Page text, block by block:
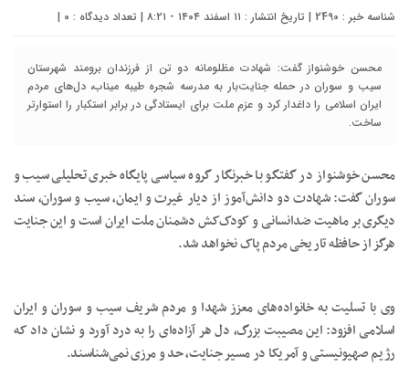
شناسه خبر : 2490 | تاریخ انتشار : ۱۱ اسفند ۱۴۰۴ - ۸:۲۱ | تعداد دیدگاه : ۰ |
محسن خوشنواز گفت: شهادت مظلومانه دو تن از فرزندان برومند شهرستان
سیب و سوران در حمله جنایت‌بار به مدرسه شجره طیبه میناب، دل‌های مردم
ایران اسلامی را داغدار کرد و عزم ملت برای ایستادگی در برابر استکبار را استوارتر
ساخت.
محسن خوشنواز در گفتگو با خبرنگار گروه سیاسی پایگاه خبری تحلیلی سیب و
سوران گفت: شهادت دو دانش‌آموز از دیار غیرت و ایمان، سیب و سوران، سند
دیگری بر ماهیت ضدانسانی و کودک‌کش دشمنان ملت ایران است و این جنایت
هرگز از حافظه تاریخی مردم پاک نخواهد شد.
وی با تسلیت به خانواده‌های معزز شهدا و مردم شریف سیب و سوران و ایران
اسلامی افزود: این مصیبت بزرگ، دل هر آزاده‌ای را به درد آورد و نشان داد که
رژیم صهیونیستی و آمریکا در مسیر جنایت، حد و مرزی نمی‌شناسند.